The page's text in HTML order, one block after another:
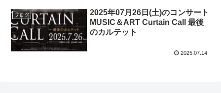
ブログ
2025年07月26日(土)のコンサート
MUSIC＆ART Curtain Call 最後
のカルテット
2025.07.14